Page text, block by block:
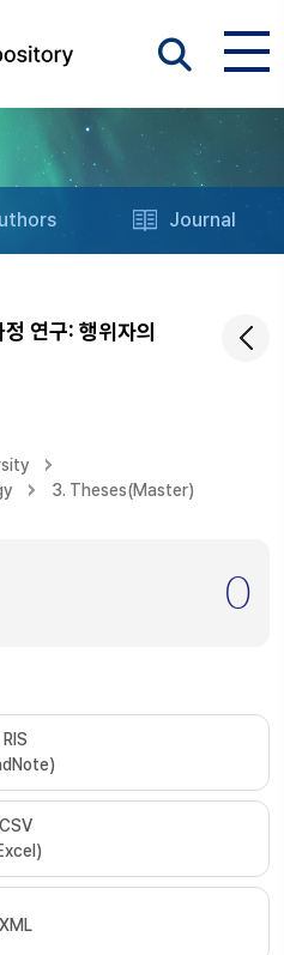
Journal
연구: 행위자의
3. Theses(Master)
0
RIS
CSV
XML